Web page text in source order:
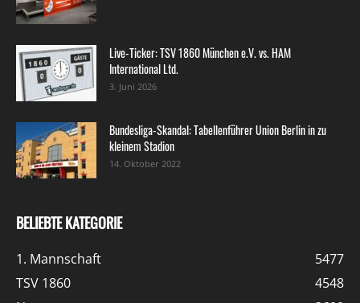
Live-Ticker: TSV 1860 München e.V. vs. HAM
International Ltd.
3. Juni 2026
Bundesliga-Skandal: Tabellenführer Union Berlin in zu
kleinem Stadion
14. Oktober 2022
BELIEBTE KATEGORIE
1. Mannschaft
5477
TSV 1860
4548